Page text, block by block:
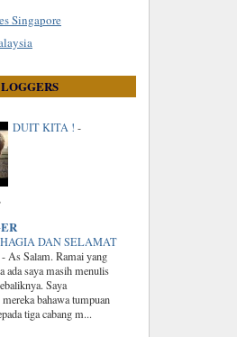
Singapore
DUIT KITA ! -
DAN SELAMAT
-As Salam. Ramai yang
ada saya masih menulis
Saya
bahawa tumpuan
tiga cabang m...